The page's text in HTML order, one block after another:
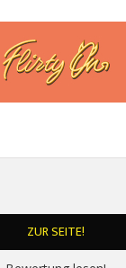
ZUR SEITE!